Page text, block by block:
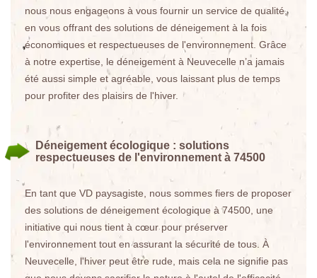
nous nous engageons à vous fournir un service de qualité,
en vous offrant des solutions de déneigement à la fois
économiques et respectueuses de l'environnement. Grâce
à notre expertise, le déneigement à Neuvecelle n’a jamais
été aussi simple et agréable, vous laissant plus de temps
pour profiter des plaisirs de l'hiver.
Déneigement écologique : solutions
respectueuses de l'environnement à 74500
En tant que VD paysagiste, nous sommes fiers de proposer
des solutions de déneigement écologique à 74500, une
initiative qui nous tient à cœur pour préserver
l'environnement tout en assurant la sécurité de tous. À
Neuvecelle, l'hiver peut être rude, mais cela ne signifie pas